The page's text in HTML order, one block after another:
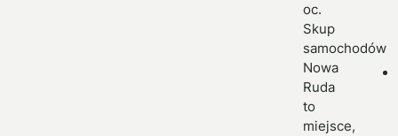
oc.
Skup
samochodów
Nowa
Ruda
to
miejsce,